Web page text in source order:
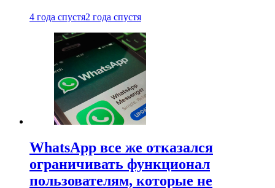
4 года спустя2 года спустя
WhatsApp все же отказался
ограничивать функционал
пользователям, которые не